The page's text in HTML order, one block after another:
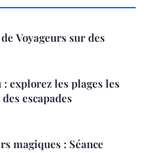
Voyageurs sur des
explorez les plages les
escapades
magiques : Séance